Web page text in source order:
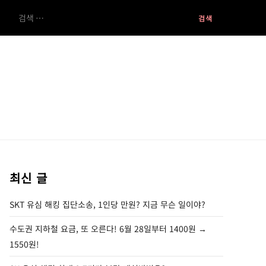
색:
최신 글
SKT 유심 해킹 집단소송, 1인당 만원? 지금 무슨 일이야?
수도권 지하철 요금, 또 오른다! 6월 28일부터 1400원 →
1550원!